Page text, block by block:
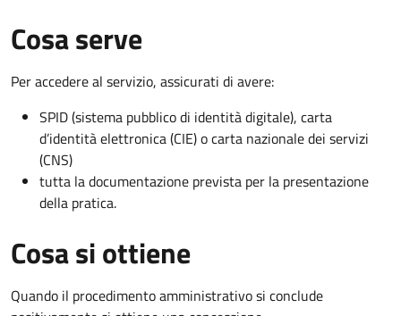
Cosa serve
Per accedere al servizio, assicurati di avere:
SPID (sistema pubblico di identità digitale), carta
d’identità elettronica (CIE) o carta nazionale dei servizi
(CNS)
tutta la documentazione prevista per la presentazione
della pratica.
Cosa si ottiene
Quando il procedimento amministrativo si conclude